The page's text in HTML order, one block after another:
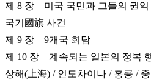
제 8 장 _ 미국 국민과 그들의 권익
국기國旗 사건
제 9 장 _ 9개국 회담
제 10 장 _ 계속되는 일본의 정복
상해(上海) / 인도차이나 / 홍콩 /